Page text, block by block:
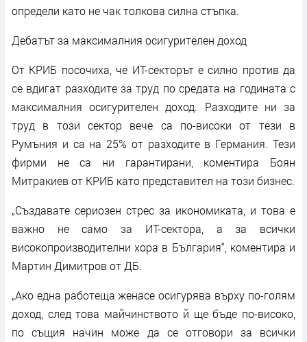
определи като не чак толкова силна стъпка.
Дебатът за максималния осигурителен доход
От КРИБ посочиха, че ИТ-секторът е силно против да
се вдигат разходите за труд по средата на годината с
максималния осигурителен доход. Разходите ни за
труд в този сектор вече са по-високи от тези в
Румъния и са на 25% от разходите в Германия. Тези
фирми не са ни гарантирани, коментира Боян
Митракиев от КРИБ като представител на този бизнес.
„Създавате сериозен стрес за икономиката, и това е
важно не само за ИТ-сектора, а за всички
високопроизводителни хора в България“, коментира и
Мартин Димитров от ДБ.
„Ако една работеща женасе осигурява върху по-голям
доход, след това майчинството й ще бъде по-високо,
по същия начин може да се отговори за всички